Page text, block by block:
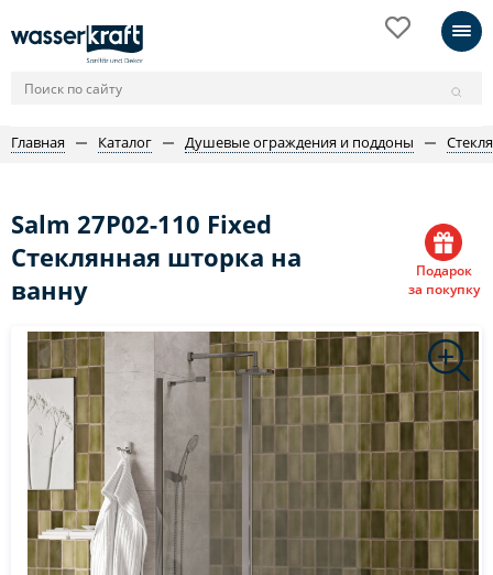
Главная Каталог Душевые ограждения и поддоны
Salm 27P02-110 Fixed
Стеклянная шторка на
ванну
Подарок
за покупку